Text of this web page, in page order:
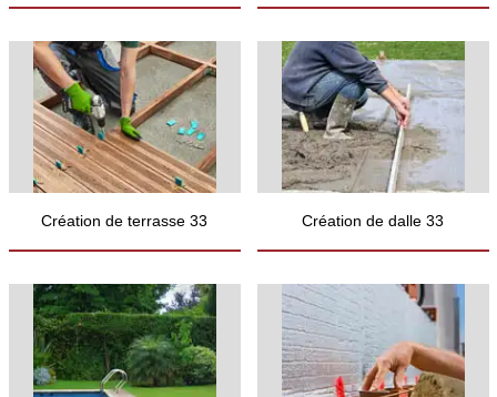
Création de terrasse 33 Création de dalle 33